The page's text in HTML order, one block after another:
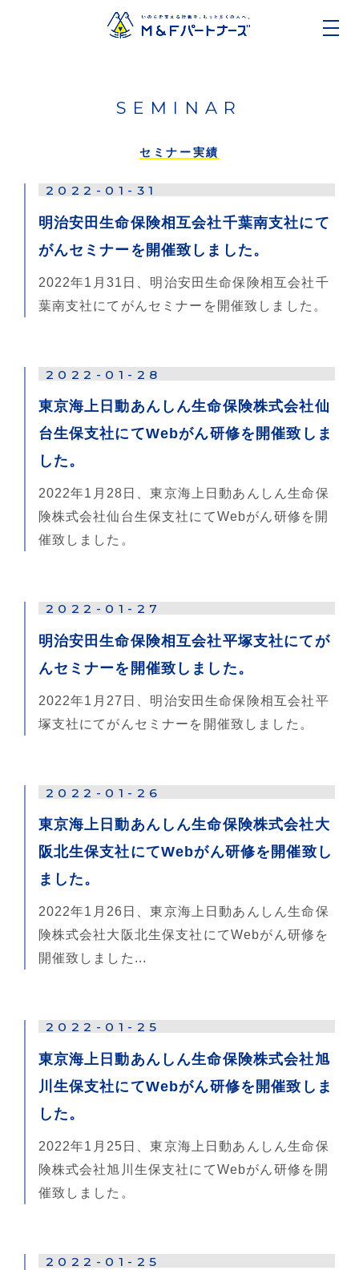
SEMINAR
セミナー実績
2022-01-31
明治安田生命保険相互会社千葉南支社にて
がんセミナーを開催致しました。
2022年1月31日、明治安田生命保険相互会社千
葉南支社にてがんセミナーを開催致しました。
2022-01-28
東京海上日動あんしん生命保険株式会社仙
台生保支社にてWebがん研修を開催致しま
した。
2022年1月28日、東京海上日動あんしん生命保
険株式会社仙台生保支社にてWebがん研修を開
催致しました。
2022-01-27
明治安田生命保険相互会社平塚支社にてが
んセミナーを開催致しました。
2022年1月27日、明治安田生命保険相互会社平
塚支社にてがんセミナーを開催致しました。
2022-01-26
東京海上日動あんしん生命保険株式会社大
阪北生保支社にてWebがん研修を開催致し
ました。
2022年1月26日、東京海上日動あんしん生命保
険株式会社大阪北生保支社にてWebがん研修を
開催致しました...
2022-01-25
東京海上日動あんしん生命保険株式会社旭
川生保支社にてWebがん研修を開催致しま
した。
2022年1月25日、東京海上日動あんしん生命保
険株式会社旭川生保支社にてWebがん研修を開
催致しました。
2022-01-25